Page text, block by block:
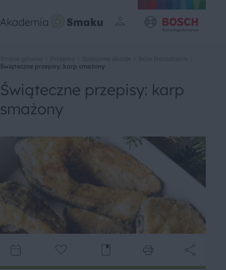
Świąteczne przepisy: karp smażony
Świąteczne przepisy: karp
smażony